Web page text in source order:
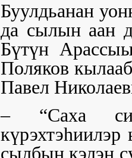
Буулдьанан
да сылын аан
Бүтүн
Поляков
Павел
– “Саха
сылбын кэлэн